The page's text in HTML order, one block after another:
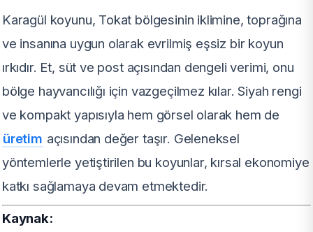
Karagül koyunu, Tokat bölgesinin iklimine, toprağına
ve insanına uygun olarak evrilmiş eşsiz bir koyun
ırkıdır. Et, süt ve post açısından dengeli verimi, onu
bölge hayvancılığı için vazgeçilmez kılar. Siyah rengi
ve kompakt yapısıyla hem görsel olarak hem de
üretim açısından değer taşır. Geleneksel
yöntemlerle yetiştirilen bu koyunlar, kırsal ekonomiye
katkı sağlamaya devam etmektedir.
Kaynak: